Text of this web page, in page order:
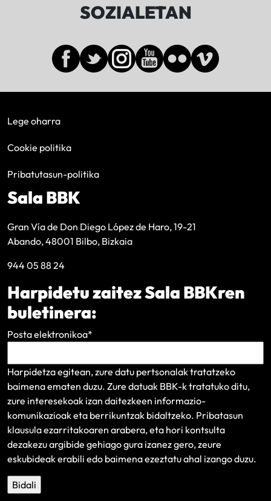
SOZIALETAN
Lege oharra
Cookie politika
Pribatutasun-politika
Sala BBK
Gran Vía de Don Diego López de Haro, 19-21
Abando, 48001 Bilbo, Bizkaia
944 05 88 24
Harpidetu zaitez Sala BBKren
buletinera:
Posta elektronikoa*
Harpidetza egitean, zure datu pertsonalak tratatzeko
baimena ematen duzu. Zure datuak BBK-k tratatuko ditu,
zure interesekoak izan daitezkeen informazio-
komunikazioak eta berrikuntzak bidaltzeko. Pribatasun
klausulaezarritakoaren arabera, eta hori kontsulta
dezakezu argibide gehiago gura izanez gero, zeure
eskubideak erabili edo baimena ezeztatu ahal izango duzu.